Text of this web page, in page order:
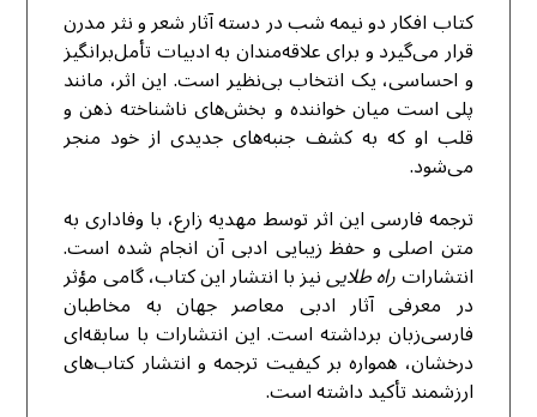
کتاب افکار دو نیمه‌ شب در دسته آثار شعر و نثر مدرن
قرار می‌گیرد و برای علاقه‌مندان به ادبیات تأمل‌برانگیز
و احساسی، یک انتخاب بی‌نظیر است. این اثر، مانند
پلی است میان خواننده و بخش‌های ناشناخته‌ ذهن و
قلب او که به کشف جنبه‌های جدیدی از خود منجر
می‌شود.
ترجمه فارسی این اثر توسط مهدیه زارع، با وفاداری به
متن اصلی و حفظ زیبایی ادبی آن انجام شده است.
انتشاراتراه طلایینیز با انتشار این کتاب، گامی مؤثر
در معرفی آثار ادبی معاصر جهان به مخاطبان
فارسی‌زبان برداشته است. این انتشارات با سابقه‌ای
درخشان، همواره بر کیفیت ترجمه و انتشار کتاب‌های
ارزشمند تأکید داشته است.